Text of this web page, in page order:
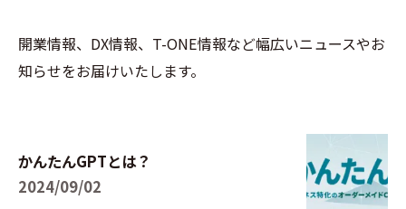
開業情報、DX情報、T-ONE情報など幅広いニュースやお
知らせをお届けいたします。
かんたんGPTとは？
2024/09/02